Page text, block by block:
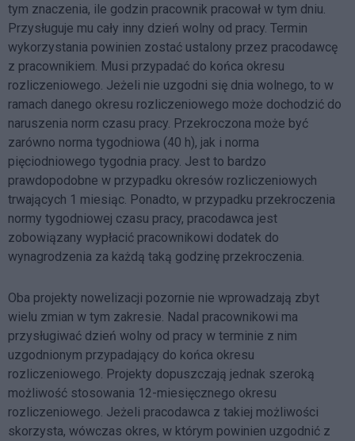
tym znaczenia, ile godzin pracownik pracował w tym dniu.
Przysługuje mu cały inny dzień wolny od pracy. Termin
wykorzystania powinien zostać ustalony przez pracodawcę
z pracownikiem. Musi przypadać do końca okresu
rozliczeniowego. Jeżeli nie uzgodni się dnia wolnego, to w
ramach danego okresu rozliczeniowego może dochodzić do
naruszenia norm czasu pracy. Przekroczona może być
zarówno norma tygodniowa (40 h), jak i norma
pięciodniowego tygodnia pracy. Jest to bardzo
prawdopodobne w przypadku okresów rozliczeniowych
trwających 1 miesiąc. Ponadto, w przypadku przekroczenia
normy tygodniowej czasu pracy, pracodawca jest
zobowiązany wypłacić pracownikowi dodatek do
wynagrodzenia za każdą taką godzinę przekroczenia.
Oba projekty nowelizacji pozornie nie wprowadzają zbyt
wielu zmian w tym zakresie. Nadal pracownikowi ma
przysługiwać dzień wolny od pracy w terminie z nim
uzgodnionym przypadający do końca okresu
rozliczeniowego. Projekty dopuszczają jednak szeroką
możliwość stosowania 12-miesięcznego okresu
rozliczeniowego. Jeżeli pracodawca z takiej możliwości
skorzysta, wówczas okres, w którym powinien uzgodnić z